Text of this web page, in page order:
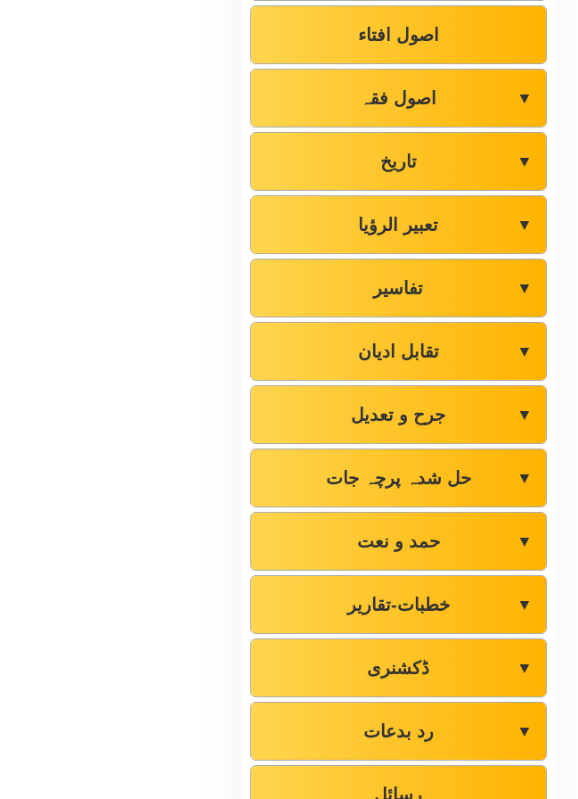
اصول افتاء
اصول فقہ ▼
تاریخ ▼
تعبیر الرؤیا ▼
تفاسیر ▼
تقابل ادیان ▼
جرح و تعدیل ▼
حل شدہ پرچہ جات ▼
حمد و نعت ▼
خطبات-تقاریر ▼
ڈکشنری ▼
رد بدعات ▼
رسائل